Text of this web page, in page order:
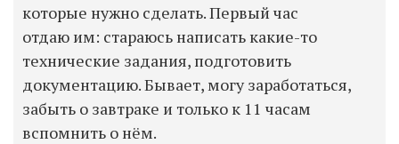
которые нужно сделать. Первый час
отдаю им: стараюсь написать какие-то
технические задания, подготовить
документацию. Бывает, могу заработаться,
забыть о завтраке и только к 11 часам
вспомнить о нём.